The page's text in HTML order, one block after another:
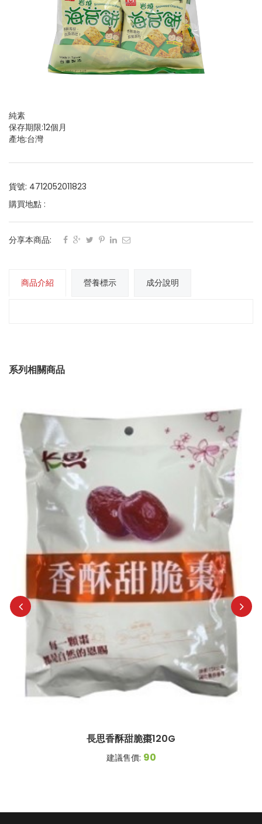
純素
保存期限:12個月
產地:台灣
貨號: 4712052011823
購買地點 :
分享本商品:
商品介紹 營養標示 成分說明
系列相關商品
長思香酥甜脆棗120G
建議售價: 90